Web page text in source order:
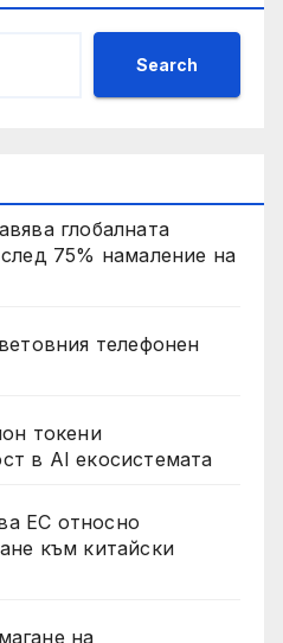
Search
глобалната
75% намаление на
телефонен
токени
в AI екосистемата
ЕС относно
към китайски
на